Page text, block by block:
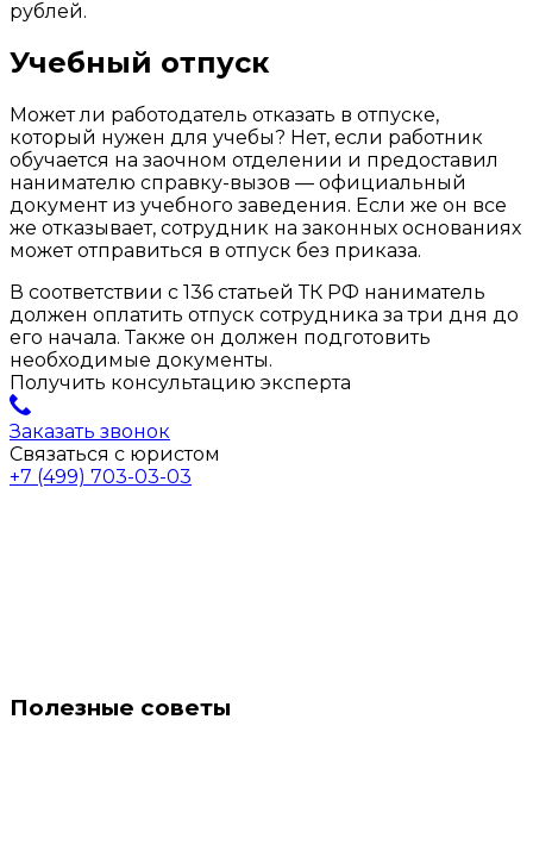
рублей.
Учебный отпуск
Может ли работодатель отказать в отпуске,
который нужен для учебы? Нет, если работник
обучается на заочном отделении и предоставил
нанимателю справку-вызов — официальный
документ из учебного заведения. Если же он все
же отказывает, сотрудник на законных основаниях
может отправиться в отпуск без приказа.
В соответствии с 136 статьей ТК РФ наниматель
должен оплатить отпуск сотрудника за три дня до
его начала. Также он должен подготовить
необходимые документы.
Получить консультацию эксперта
Заказать звонок
Связаться с юристом
+7 (499) 703-03-03
Полезные советы